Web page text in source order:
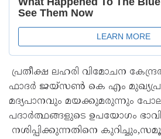
പ്രതീക്ഷ ലഹരി വിമോചന
ഫാദർ ജയ്സൺ കെ എം
മദ്യപാനവും മയക്കുമരുന്നും
പദാർത്ഥങ്ങളുടെ ഉപയോഗം
നശിപ്പിക്കുന്നതിനെ